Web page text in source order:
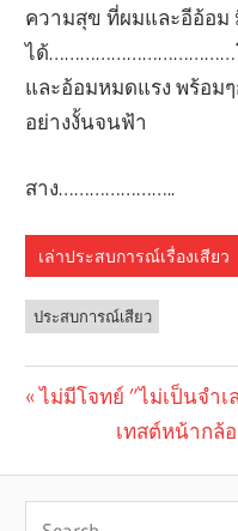
ความสุข ที่ผมและอีอ้อม
ได้………………………………
และอ้อมหมดแรง พร้อม
อย่างงั้นจนฟ้า
สาง…………………..
เล่าประสบการณ์เรื่องเสียว
ประสบการณ์เสียว
navigation
Previous
ไม่มีโจทย์ ”ไม่เป็นจำ
Next
เทสต์หน้ากล้